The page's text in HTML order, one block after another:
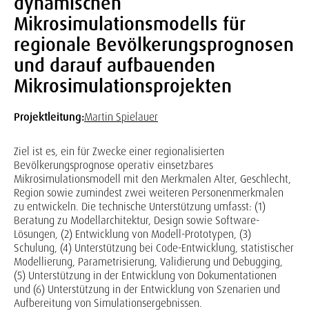
Mikrosimulationsmodells für
regionale Bevölkerungsprognosen
und darauf aufbauenden
Mikrosimulationsprojekten
Projektleitung:Martin Spielauer
Ziel ist es, ein für Zwecke einer regionalisierten
Bevölkerungsprognose operativ einsetzbares
Mikrosimulationsmodell mit den Merkmalen Alter, Geschlecht,
Region sowie zumindest zwei weiteren Personenmerkmalen
zu entwickeln. Die technische Unterstützung umfasst: (1)
Beratung zu Modellarchitektur, Design sowie Software-
Lösungen, (2) Entwicklung von Modell-Prototypen, (3)
Schulung, (4) Unterstützung bei Code-Entwicklung, statistischer
Modellierung, Parametrisierung, Validierung und Debugging,
(5) Unterstützung in der Entwicklung von Dokumentationen
und (6) Unterstützung in der Entwicklung von Szenarien und
Aufbereitung von Simulationsergebnissen.